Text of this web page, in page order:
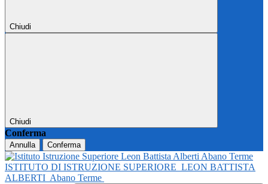
Chiudi
Chiudi
Conferma
Annulla Conferma
ISTITUTO DI ISTRUZIONE SUPERIORE LEON BATTISTA
ALBERTI Abano Terme